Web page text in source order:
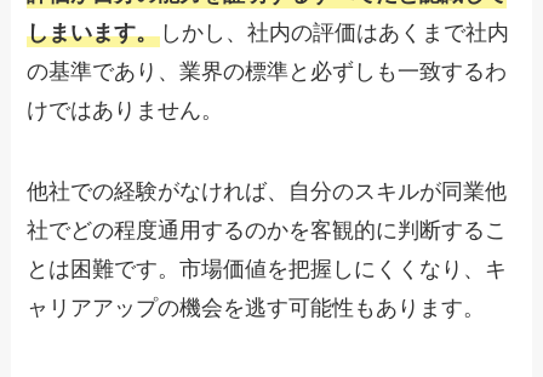
しまいます。 しかし、社内の評価はあくまで社内
の基準であり、業界の標準と必ずしも一致するわ
けではありません。
他社での経験がなければ、自分のスキルが同業他
社でどの程度通用するのかを客観的に判断するこ
とは困難です。市場価値を把握しにくくなり、キ
ャリアアップの機会を逃す可能性もあります。